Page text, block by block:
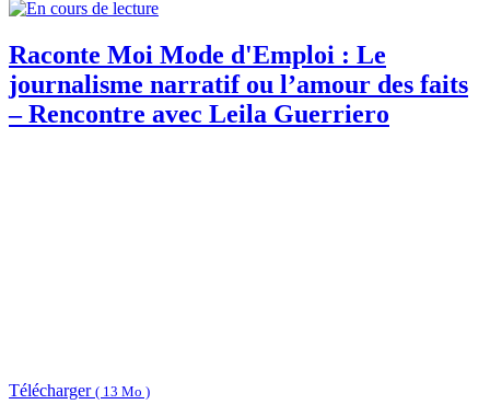
Raconte Moi Mode d'Emploi : Le
journalisme narratif ou l’amour des faits
– Rencontre avec Leila Guerriero
Télécharger ( 13 Mo )